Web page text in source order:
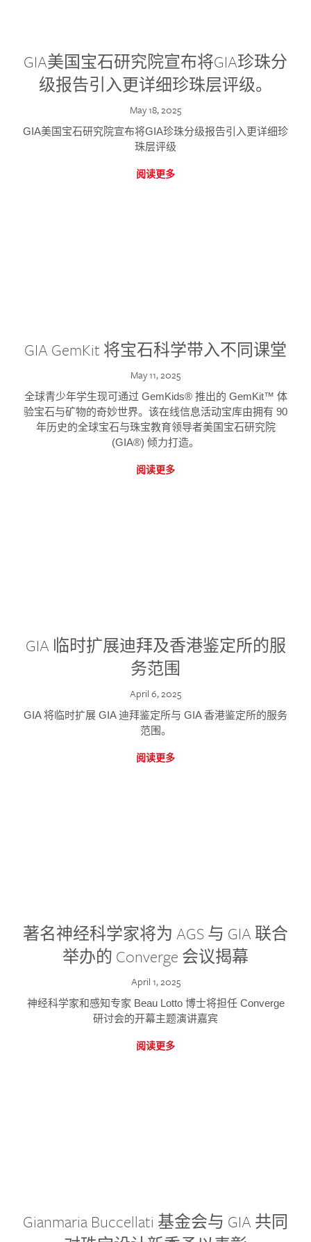
GIA美国宝石研究院宣布将GIA珍珠分
级报告引入更详细珍珠层评级。
May 18, 2025
GIA美国宝石研究院宣布将GIA珍珠分级报告引入更详细珍
珠层评级
阅读更多
GIA GemKit 将宝石科学带入不同课堂
May 11, 2025
全球青少年学生现可通过 GemKids® 推出的 GemKit™ 体
验宝石与矿物的奇妙世界。该在线信息活动宝库由拥有 90
年历史的全球宝石与珠宝教育领导者美国宝石研究院
(GIA®) 倾力打造。
阅读更多
GIA 临时扩展迪拜及香港鉴定所的服
务范围
April 6, 2025
GIA 将临时扩展 GIA 迪拜鉴定所与 GIA 香港鉴定所的服务
范围。
阅读更多
著名神经科学家将为 AGS 与 GIA 联合
举办的 Converge 会议揭幕
April 1, 2025
神经科学家和感知专家 Beau Lotto 博士将担任 Converge
研讨会的开幕主题演讲嘉宾
阅读更多
Gianmaria Buccellati 基金会与 GIA 共同